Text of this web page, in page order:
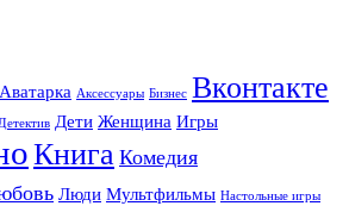
Аватарка Аксессуары Бизнес Вконтакте
Детектив Дети Женщина Игры
Книга Комедия
Люди Мультфильмы Настольные игры